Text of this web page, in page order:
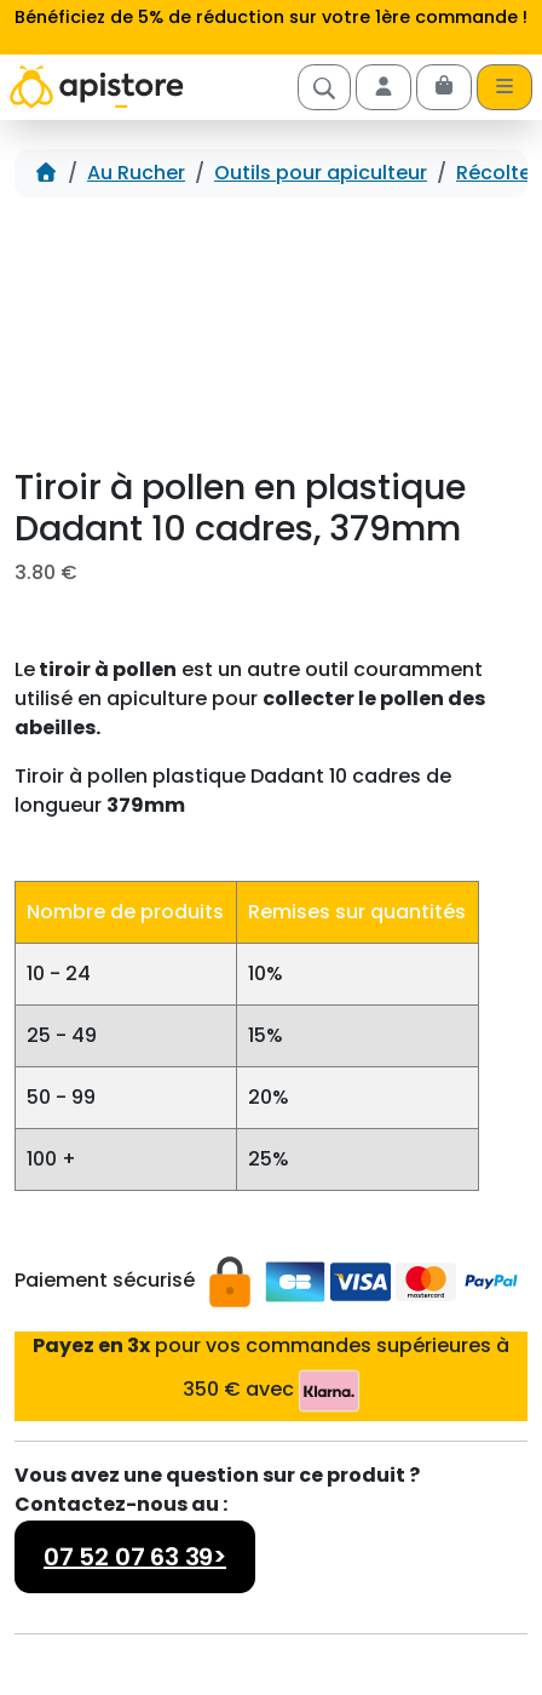
Aller au contenu
Bénéficiez de 5% de réduction sur votre 1ère commande !
Account
Cart
Accueil
Au Rucher Outils pour apiculteur Récolte
Tiroir à pollen en plastique
Dadant 10 cadres, 379mm
3.80 €
Letiroir à pollen est un autre outil couramment
utilisé en apiculture pour collecter le pollen des
abeilles.
Tiroir à pollen plastique Dadant 10 cadres de
longueur 379mm
Nombre de produits Remises sur quantités
10 - 24 10%
25 - 49 15%
50 - 99 20%
100 + 25%
Paiement sécurisé
Payez en 3x pour vos commandes supérieures à
350 € avec
Vous avez une question sur ce produit ?
Contactez-nous au :
07 52 07 63 39>